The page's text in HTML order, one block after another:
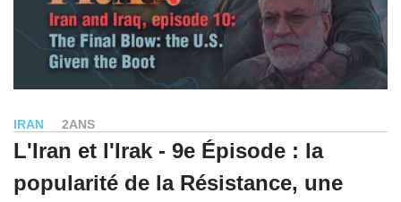
IRAN 2ANS
L'Iran et l'Irak - 9e Épisode : la
popularité de la Résistance, une